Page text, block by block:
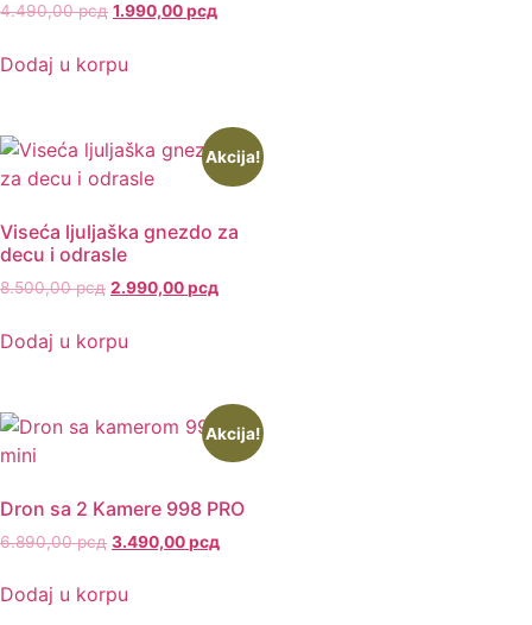
4.490,00рсд 1.990,00рсд
Dodaj u korpu
Akcija!
Viseća ljuljaška gnezdo za
decu i odrasle
8.500,00рсд 2.990,00рсд
Dodaj u korpu
Akcija!
Dron sa 2 Kamere 998 PRO
6.890,00рсд 3.490,00рсд
Dodaj u korpu